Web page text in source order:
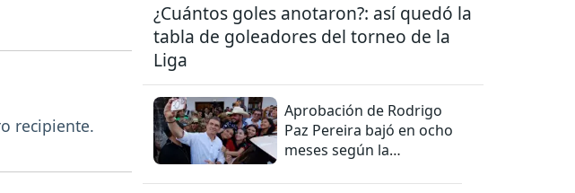
recipiente.
¿Cuántos goles anotaron?: así quedó la
tabla de goleadores del torneo de la
Liga
Aprobación de Rodrigo
Paz Pereira bajó en ocho
meses según la